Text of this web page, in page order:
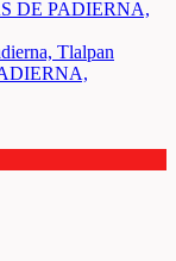
Tlalpan